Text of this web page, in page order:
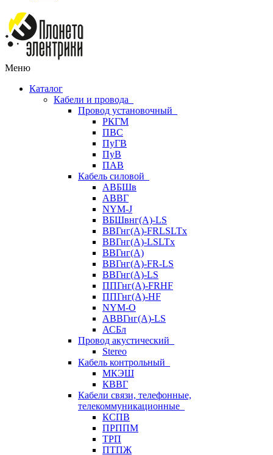
Меню
Каталог
Кабели и провода
Провод установочный
РКГМ
ПВС
ПуГВ
ПуВ
ПАВ
Кабель силовой
АВБШв
АВВГ
NYM-J
ВБШвнг(А)-LS
ВВГнг(A)-FRLSLTx
ВВГнг(A)-LSLTx
ВВГнг(А)
ВВГнг(А)-FR-LS
ВВГнг(А)-LS
ППГнг(А)-FRHF
ППГнг(А)-HF
NYM-O
АВВГнг(А)-LS
АСБл
Провод акустический
Stereo
Кабель контрольный
МКЭШ
КВВГ
Кабели связи, телефонные,
телекоммуникационные
КСПВ
ПРППМ
ТРП
ПТПЖ